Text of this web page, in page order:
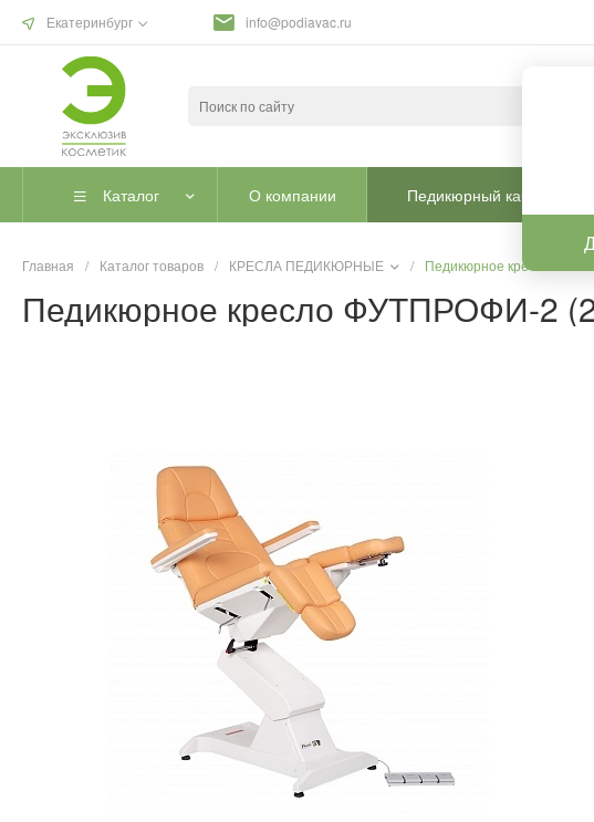
Екатеринбург info@podiavac.ru
Каталог О компании Педикюрный кабинет
Главная / Каталог товаров / КРЕСЛА ПЕДИКЮРНЫЕ / Педикюрное кресло
Педикюрное кресло ФУТПРОФИ-2 (2